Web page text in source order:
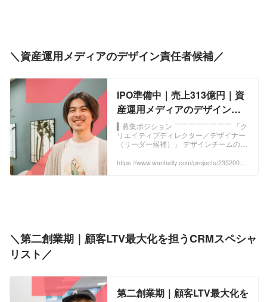
＼資産運用メディアのデザイン責任者候補／
IPO準備中｜売上313億円｜資
産運用メディアのデザイン責
任者候補 - 株式会社TAPPのデ
ザイン・アートの採用 -
Wantedly
▍募集ポジション ￣￣￣￣￣￣￣￣ 「ク
リエイティブディレクター／デザイナー
（リーダー候補）」 デザインチームのリ
https://www.wantedly.com/projects/2352002?
＼第二創業期｜顧客LTV最大化を担うCRMスペシャ
リスト／
第二創業期｜顧客LTV最大化を